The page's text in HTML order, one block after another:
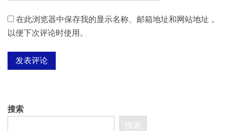
在此浏览器中保存我的显示名称、邮箱地址和网站地址，
以便下次评论时使用。
搜索
搜索